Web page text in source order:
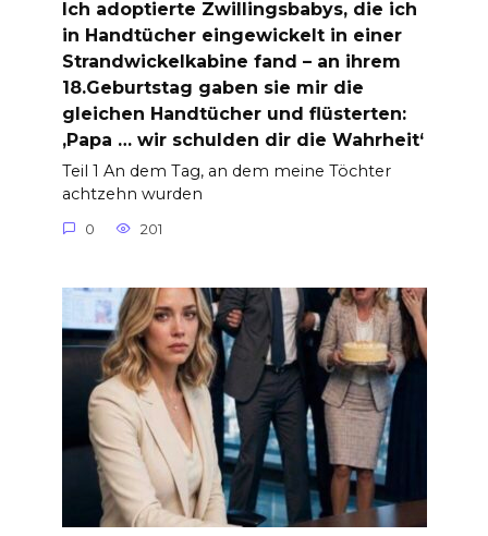
Ich adoptierte Zwillingsbabys, die ich
in Handtücher eingewickelt in einer
Strandwickelkabine fand – an ihrem
18.Geburtstag gaben sie mir die
gleichen Handtücher und flüsterten:
‚Papa … wir schulden dir die Wahrheit‘
Teil 1 An dem Tag, an dem meine Töchter
achtzehn wurden
0 201